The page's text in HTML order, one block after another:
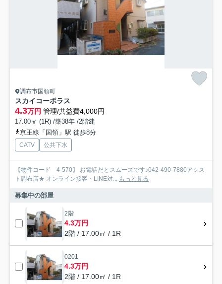
調布市国領町
スカイコーポラス
4.3万円 管理/共益費4,000円
17.00㎡ (1R) /築38年 /2階建
京王線「国領」駅 徒歩8分
CATV 公共下水
【物件コード 4-570】 お電話だとスムーズです♪042-490-7880アシス
ト調布店★ オンライン接客・LINE対... もっと見る
募集中の部屋
2階
4.3万円
2階 / 17.00㎡ / 1R
0201
4.3万円
2階 / 17.00㎡ / 1R